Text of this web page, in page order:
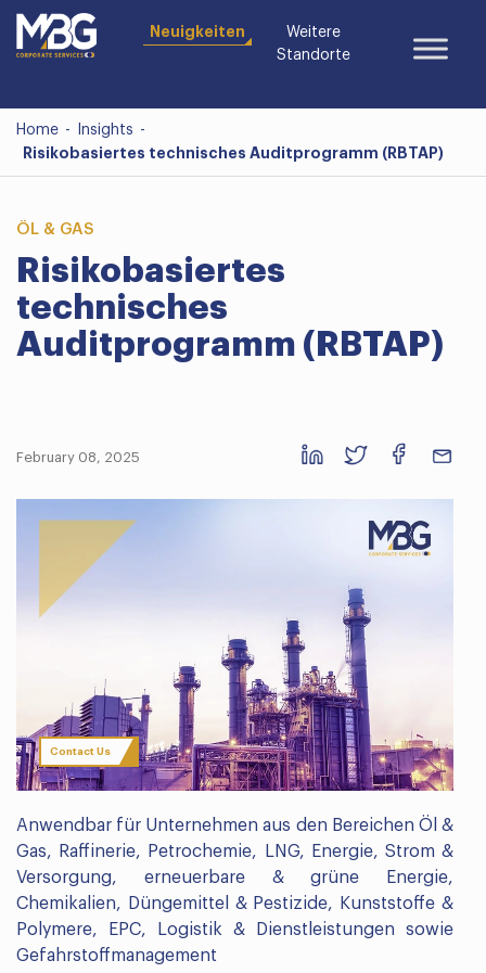
Neuigkeiten
Weitere
Standorte
Home - Insights -
Risikobasiertes technisches Auditprogramm (RBTAP)
ÖL & GAS
Risikobasiertes
technisches
Auditprogramm (RBTAP)
February 08, 2025
Contact Us
Anwendbar für Unternehmen aus den Bereichen Öl &
Gas, Raffinerie, Petrochemie, LNG, Energie, Strom &
Versorgung, erneuerbare & grüne Energie,
Chemikalien, Düngemittel & Pestizide, Kunststoffe &
Polymere, EPC, Logistik & Dienstleistungen sowie
Gefahrstoffmanagement